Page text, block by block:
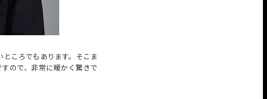
ころでもあります。そこま
ので、非常に暖かく驚きで